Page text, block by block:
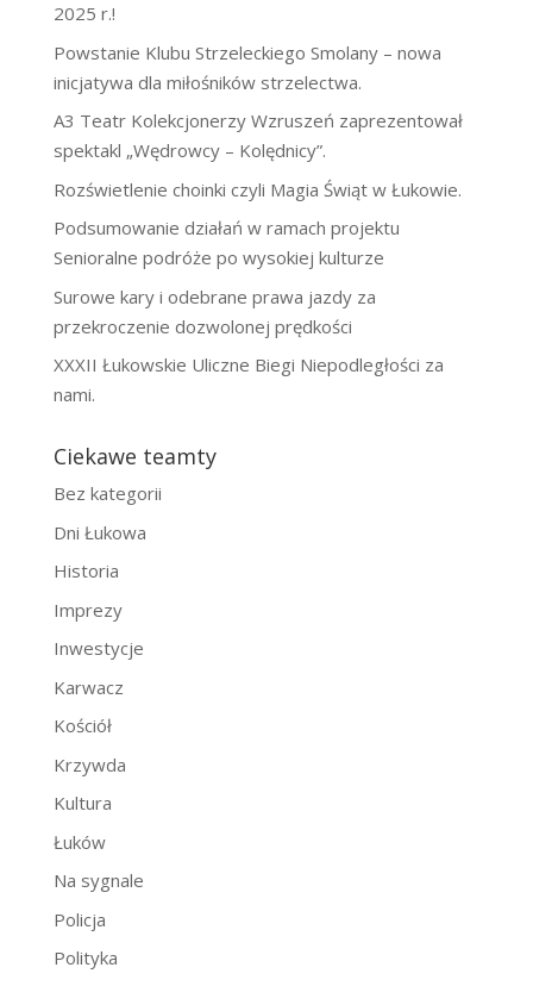
2025 r.!
Powstanie Klubu Strzeleckiego Smolany – nowa
inicjatywa dla miłośników strzelectwa.
A3 Teatr Kolekcjonerzy Wzruszeń zaprezentował
spektakl „Wędrowcy – Kolędnicy”.
Rozświetlenie choinki czyli Magia Świąt w Łukowie.
Podsumowanie działań w ramach projektu
Senioralne podróże po wysokiej kulturze
Surowe kary i odebrane prawa jazdy za
przekroczenie dozwolonej prędkości
XXXII Łukowskie Uliczne Biegi Niepodległości za
nami.
Ciekawe teamty
Bez kategorii
Dni Łukowa
Historia
Imprezy
Inwestycje
Karwacz
Kościół
Krzywda
Kultura
Łuków
Na sygnale
Policja
Polityka